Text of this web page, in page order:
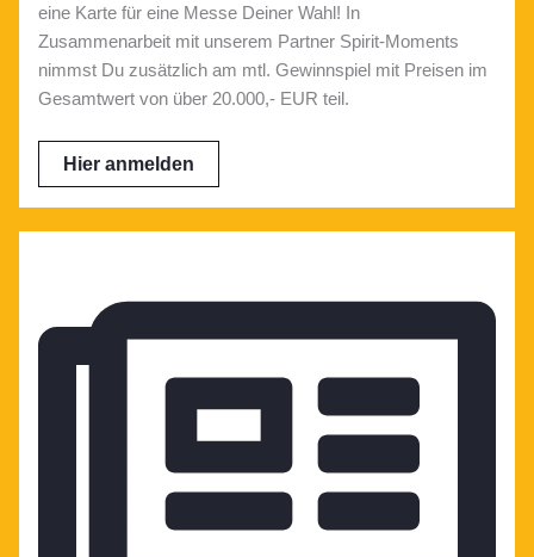
eine Karte für eine Messe Deiner Wahl! In
Zusammenarbeit mit unserem Partner Spirit-Moments
nimmst Du zusätzlich am mtl. Gewinnspiel mit Preisen im
Gesamtwert von über 20.000,- EUR teil.
Hier anmelden